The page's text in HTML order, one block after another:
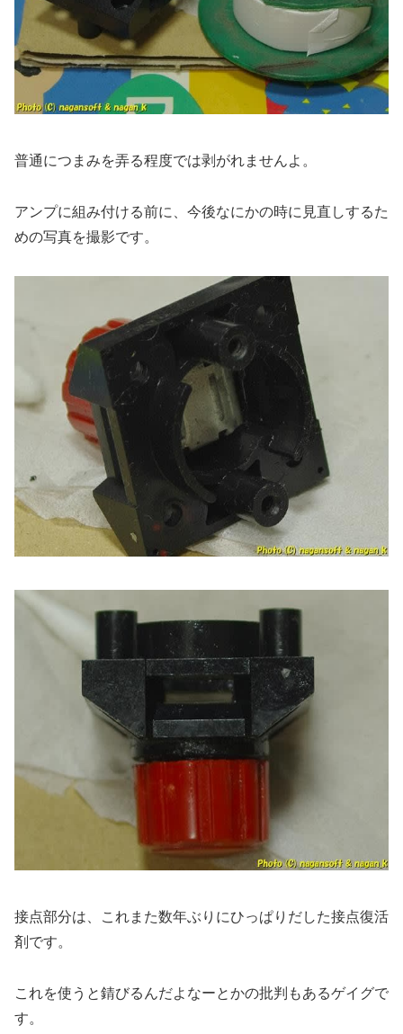
普通につまみを弄る程度では剥がれませんよ。
アンプに組み付ける前に、今後なにかの時に見直しするた
めの写真を撮影です。
接点部分は、これまた数年ぶりにひっぱりだした接点復活
剤です。
これを使うと錆びるんだよなーとかの批判もあるゲイグで
す。